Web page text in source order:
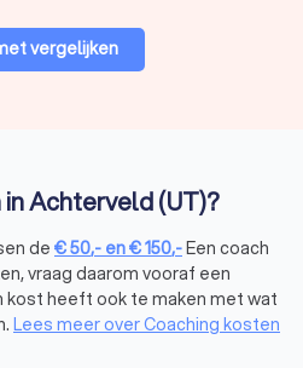
vergelijken
Achterveld (UT)?
de €50,- en€150,-Een coach
vraag daarom vooraf een
kost heeft ook te maken met wat
Lees meer over Coaching kosten